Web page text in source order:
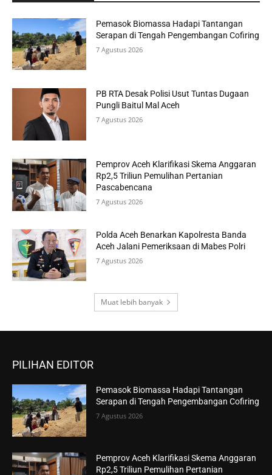
Pemasok Biomassa Hadapi Tantangan
Serapan di Tengah Pengembangan Cofiring
7 Agustus 2026
PB RTA Desak Polisi Usut Tuntas Dugaan
Pungli Baitul Mal Aceh
7 Agustus 2026
Pemprov Aceh Klarifikasi Skema Anggaran
Rp2,5 Triliun Pemulihan Pertanian
Pascabencana
7 Agustus 2026
Polda Aceh Benarkan Kapolresta Banda
Aceh Jalani Pemeriksaan di Mabes Polri
7 Agustus 2026
Muat lebih banyak
PILIHAN EDITOR
Pemasok Biomassa Hadapi Tantangan
Serapan di Tengah Pengembangan Cofiring
7 Agustus 2026
Pemprov Aceh Klarifikasi Skema Anggaran
Rp2,5 Triliun Pemulihan Pertanian